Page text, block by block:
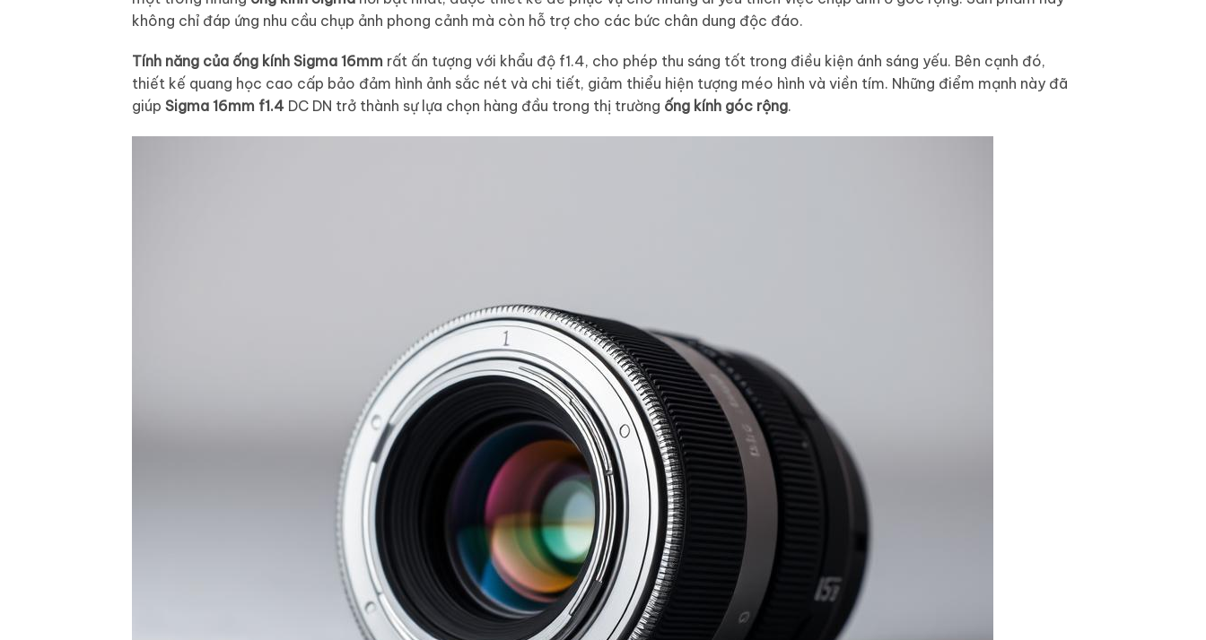
không chỉ đáp ứng nhu cầu chụp ảnh phong cảnh mà còn hỗ trợ cho các bức chân dung độc đáo.
Tính năng của ống kính Sigma 16mm rất ấn tượng với khẩu độ f1.4, cho phép thu sáng tốt trong điều kiện ánh sáng yếu. Bên cạnh đó,
thiết kế quang học cao cấp bảo đảm hình ảnh sắc nét và chi tiết, giảm thiểu hiện tượng méo hình và viền tím. Những điểm mạnh này đã
giúp Sigma 16mm f1.4 DC DN trở thành sự lựa chọn hàng đầu trong thị trường ống kính góc rộng.